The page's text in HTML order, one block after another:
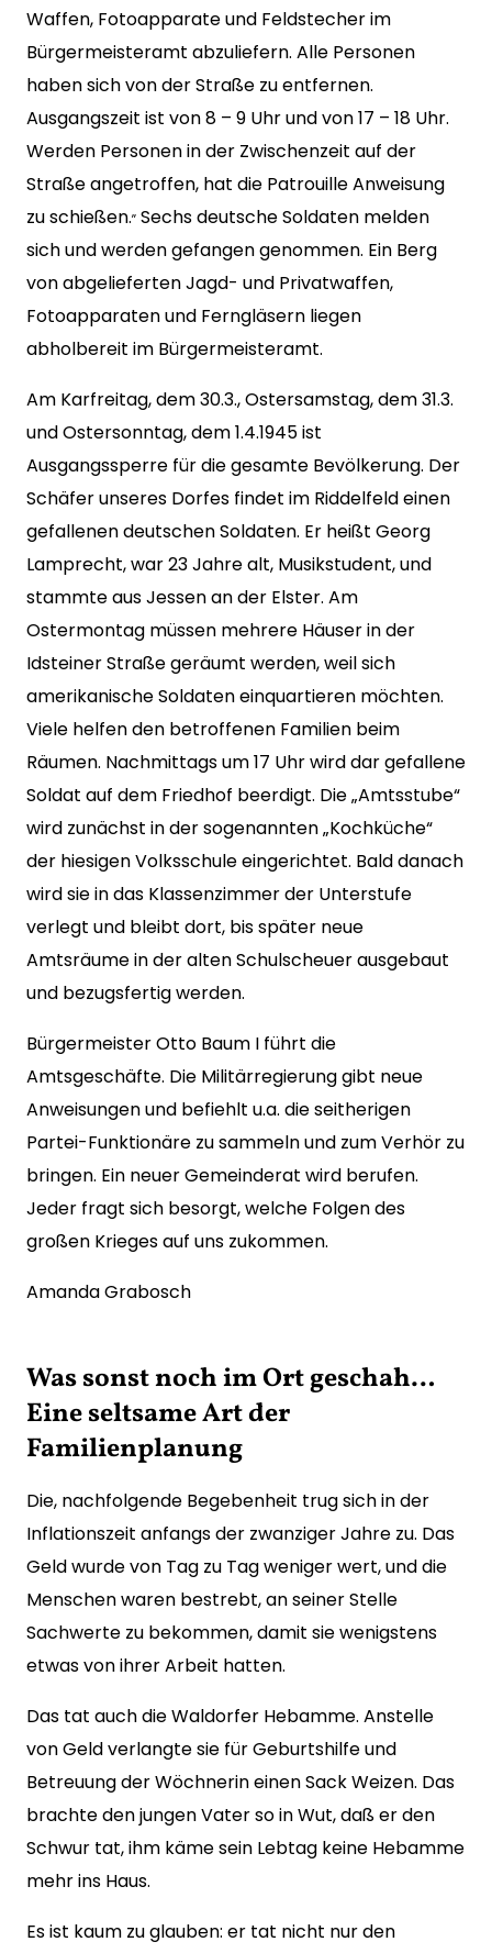
Waffen, Fotoapparate und Feldstecher im
Bürgermeisteramt abzuliefern. Alle Personen
haben sich von der Straße zu entfernen.
Ausgangszeit ist von 8 – 9 Uhr und von 17 – 18 Uhr.
Werden Personen in der Zwischenzeit auf der
Straße angetroffen, hat die Patrouille Anweisung
zu schießen.„ Sechs deutsche Soldaten melden
sich und werden gefangen genommen. Ein Berg
von abgelieferten Jagd- und Privatwaffen,
Fotoapparaten und Ferngläsern liegen
abholbereit im Bürgermeisteramt.
Am Karfreitag, dem 30.3., Ostersamstag, dem 31.3.
und Ostersonntag, dem 1.4.1945 ist
Ausgangssperre für die gesamte Bevölkerung. Der
Schäfer unseres Dorfes findet im Riddelfeld einen
gefallenen deutschen Soldaten. Er heißt Georg
Lamprecht, war 23 Jahre alt, Musikstudent, und
stammte aus Jessen an der Elster. Am
Ostermontag müssen mehrere Häuser in der
Idsteiner Straße geräumt werden, weil sich
amerikanische Soldaten einquartieren möchten.
Viele helfen den betroffenen Familien beim
Räumen. Nachmittags um 17 Uhr wird dar gefallene
Soldat auf dem Friedhof beerdigt. Die „Amtsstube“
wird zunächst in der sogenannten „Kochküche“
der hiesigen Volksschule eingerichtet. Bald danach
wird sie in das Klassenzimmer der Unterstufe
verlegt und bleibt dort, bis später neue
Amtsräume in der alten Schulscheuer ausgebaut
und bezugsfertig werden.
Bürgermeister Otto Baum I führt die
Amtsgeschäfte. Die Militärregierung gibt neue
Anweisungen und befiehlt u.a. die seitherigen
Partei-Funktionäre zu sammeln und zum Verhör zu
bringen. Ein neuer Gemeinderat wird berufen.
Jeder fragt sich besorgt, welche Folgen des
großen Krieges auf uns zukommen.
Amanda Grabosch
Was sonst noch im Ort geschah…
Eine seltsame Art der
Familienplanung
Die, nachfolgende Begebenheit trug sich in der
Inflationszeit anfangs der zwanziger Jahre zu. Das
Geld wurde von Tag zu Tag weniger wert, und die
Menschen waren bestrebt, an seiner Stelle
Sachwerte zu bekommen, damit sie wenigstens
etwas von ihrer Arbeit hatten.
Das tat auch die Waldorfer Hebamme. Anstelle
von Geld verlangte sie für Geburtshilfe und
Betreuung der Wöchnerin einen Sack Weizen. Das
brachte den jungen Vater so in Wut, daß er den
Schwur tat, ihm käme sein Lebtag keine Hebamme
mehr ins Haus.
Es ist kaum zu glauben: er tat nicht nur den